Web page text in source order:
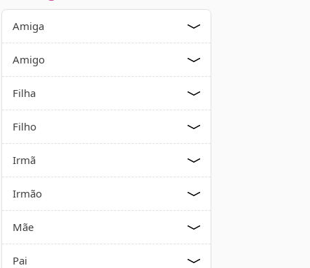
Amiga
Amigo
Filha
Filho
Irmã
Irmão
Mãe
Pai